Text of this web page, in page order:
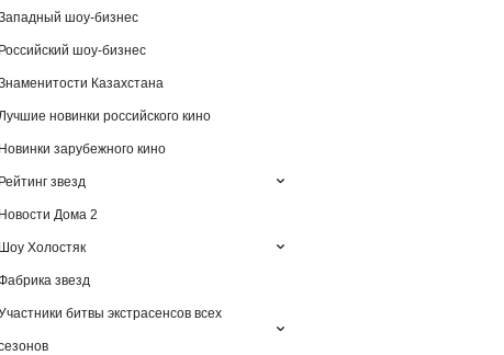
шоу-бизнес
Российский шоу-бизнес
Казахстана
новинки российского кино
Новинки зарубежного кино
Рейтинг звезд
Новости Дома 2
Шоу Холостяк
звезд
битвы экстрасенсов всех